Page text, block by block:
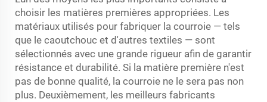
choisir les matières premières appropriées. Les
matériaux utilisés pour fabriquer la courroie — tels
que le caoutchouc et d'autres textiles — sont
sélectionnés avec une grande rigueur afin de garantir
résistance et durabilité. Si la matière première n'est
pas de bonne qualité, la courroie ne le sera pas non
plus. Deuxièmement, les meilleurs fabricants